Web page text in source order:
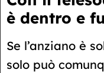
è dentro e
Se l’anziano è
solo può